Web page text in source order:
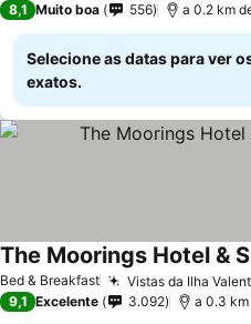
8,1 Muito boa 556 a 0.2 km
Selecione as datas para ver
exatos.
Bed & Breakfast Vistas da Ilha
The Moorings Hotel &
9,1 Excelente 3.092 a 0.3